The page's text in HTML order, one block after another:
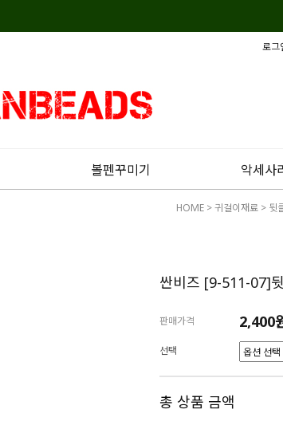
로그
볼펜꾸미기 악세사
HOME >귀걸이재료 > 뒷
싼비즈 [9-511-07]
판매가격 2,400
선택
총 상품 금액